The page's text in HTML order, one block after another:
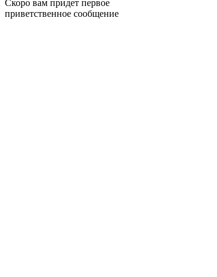
Скоро вам придет первое
приветственное сообщение